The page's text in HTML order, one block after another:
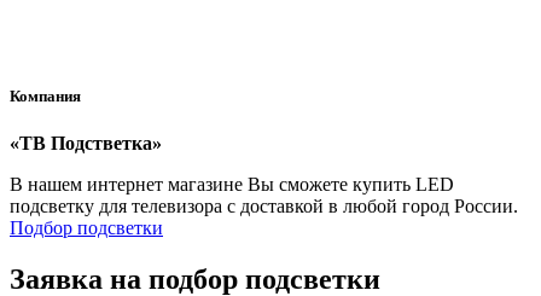
Компания
«ТВ Подстветка»
В нашем интернет магазине Вы сможете купить LED
подсветку для телевизора с доставкой в любой город России.
Подбор подсветки
Заявка на подбор подсветки